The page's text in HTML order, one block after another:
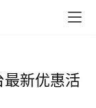
新优惠活